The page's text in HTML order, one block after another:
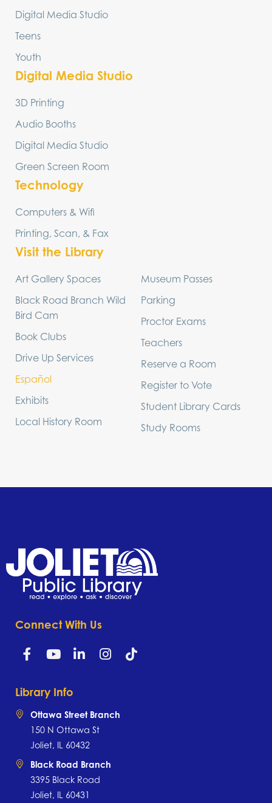
Digital Media Studio
Teens
Youth
Digital Media Studio
3D Printing
Audio Booths
Digital Media Studio
Green Screen Room
Technology
Computers & Wifi
Printing, Scan, & Fax
Visit the Library
Art Gallery Spaces
Black Road Branch Wild
Bird Cam
Book Clubs
Drive Up Services
Español
Exhibits
Local History Room
Museum Passes
Parking
Proctor Exams
Teachers
Reserve a Room
Register to Vote
Student Library Cards
Study Rooms
Connect With Us
Library Info
Ottawa Street Branch
150 N Ottawa St
Joliet, IL 60432
Black Road Branch
3395 Black Road
Joliet, IL 60431